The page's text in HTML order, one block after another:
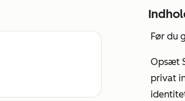
Før du
Opsæt
privat